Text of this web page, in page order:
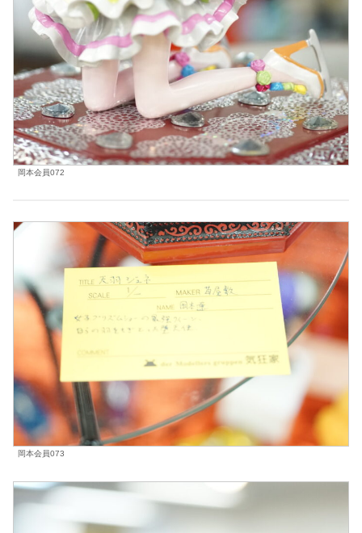
岡本会員072
岡本会員073